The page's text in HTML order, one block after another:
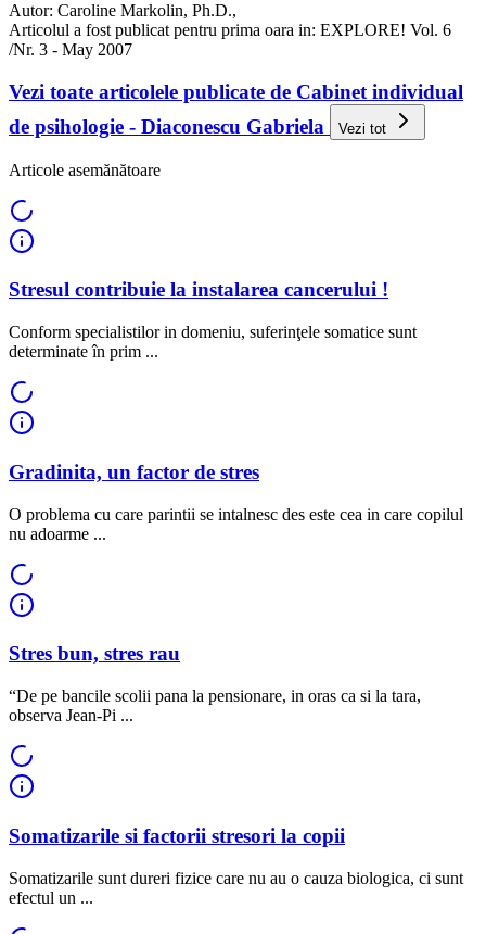
Autor: Caroline Markolin, Ph.D.,
Articolul a fost publicat pentru prima oara in: EXPLORE! Vol. 6
/Nr. 3 - May 2007
Vezi toate articolele publicate de Cabinet individual
de psihologie - Diaconescu Gabriela
Vezi tot
Articole asemănătoare
Stresul contribuie la instalarea cancerului !
Conform specialistilor in domeniu, suferinţele somatice sunt
determinate în prim ...
Gradinita, un factor de stres
O problema cu care parintii se intalnesc des este cea in care copilul
nu adoarme ...
Stres bun, stres rau
“De pe bancile scolii pana la pensionare, in oras ca si la tara,
observa Jean-Pi ...
Somatizarile si factorii stresori la copii
Somatizarile sunt dureri fizice care nu au o cauza biologica, ci sunt
efectul un ...